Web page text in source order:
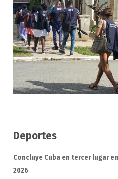
Deportes
Concluye Cuba en tercer lugar
2026